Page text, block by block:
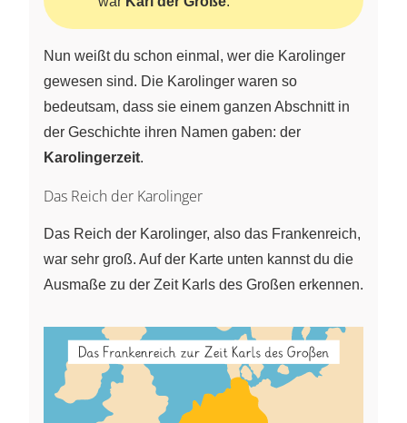
Nun weißt du schon einmal, wer die Karolinger
gewesen sind. Die Karolinger waren so
bedeutsam, dass sie einem ganzen Abschnitt in
der Geschichte ihren Namen gaben: der
Karolingerzeit.
Das Reich der Karolinger
Das Reich der Karolinger, also das Frankenreich,
war sehr groß. Auf der Karte unten kannst du die
Ausmaße zu der Zeit Karls des Großen erkennen.